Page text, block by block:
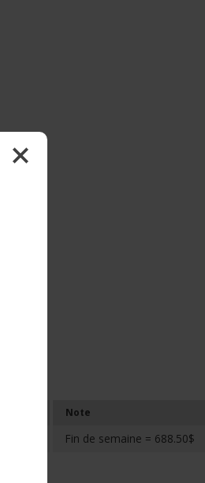
Note
Fin de semaine = 688.50$